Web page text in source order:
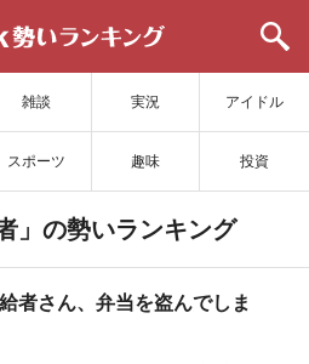
雑談 実況 アイドル
スポーツ 趣味 投資
サイトを更新
」の勢いランキング
者さん、弁当を盗んでしま